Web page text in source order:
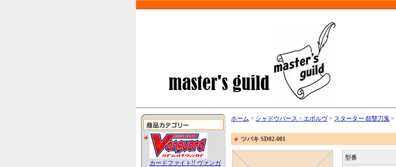
カードファイト!! ヴァンガ
ホーム > シャドウバース・エボルヴ> スターター 怨讐刀鬼 >
ツバキ SD02-001
型番